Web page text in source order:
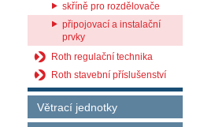
skříně pro rozdělovače
připojovací a instalační
prvky
Roth regulační technika
Roth stavební příslušenství
Větrací jednotky